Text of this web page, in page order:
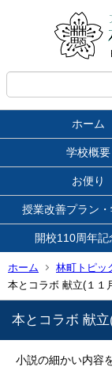
ホーム
学校概要
お便り
授業改善プラン
開校110周年記
ホーム 林町トピッ
本とコラボ 献立(１１
本とコラボ 献立
小説の細かい内容